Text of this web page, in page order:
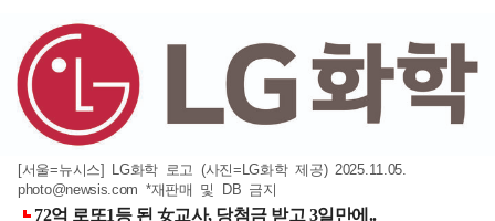
[서울=뉴시스] LG화학 로고 (사진=LG화학 제공) 2025.11.05.
photo@newsis.com *재판매 및 DB 금지